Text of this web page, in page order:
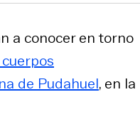
a conocer en torno
de Pudahuel, en la